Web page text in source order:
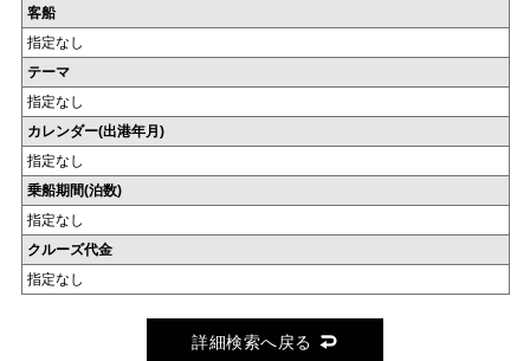
客船
指定なし
テーマ
指定なし
カレンダー(出港年月)
指定なし
乗船期間(泊数)
指定なし
クルーズ代金
指定なし
詳細検索へ戻る